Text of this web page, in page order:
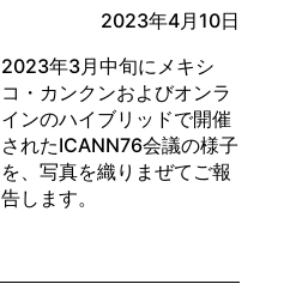
2023年4月10日
2023年3月中旬にメキシ
コ・カンクンおよびオンラ
インのハイブリッドで開催
されたICANN76会議の様子
を、写真を織りまぜてご報
告します。